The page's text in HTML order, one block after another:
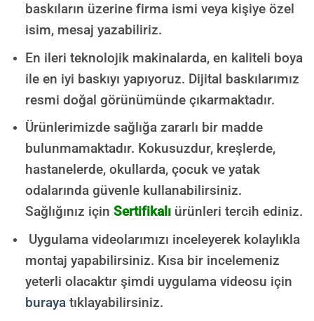
baskıların üzerine firma ismi veya kişiye özel
isim, mesaj yazabiliriz.
En ileri teknolojik makinalarda, en kaliteli boya
ile en iyi baskıyı yapıyoruz. Dijital baskılarımız
resmi doğal görünümünde çıkarmaktadır.
Ürünlerimizde sağlığa zararlı bir madde
bulunmamaktadır. Kokusuzdur, kreşlerde,
hastanelerde, okullarda, çocuk ve yatak
odalarında güvenle kullanabilirsiniz.
Sağlığınız için Sertifikalıürünleri tercih ediniz.
Uygulama videolarımızı inceleyerek kolaylıkla
montaj yapabilirsiniz. Kısa bir incelemeniz
yeterli olacaktır şimdi uygulama videosu için
burayatıklayabilirsiniz.